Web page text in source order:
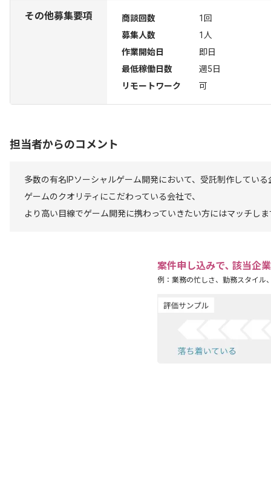
その他募集要項 商談回数
1回
募集人数
1人
作業開始日
即日
最低稼働日数
週5日
リモートワーク
可
担当者からのコメント
多数の有名IPソーシャルゲーム開発において、受託制作している
ゲームのクオリティにこだわっている会社で、
より高い目線でゲーム開発に携わっていきたい方にはマッチしま
案件申し込みで､ 該当企
例：業務の忙しさ、勤務スタイル